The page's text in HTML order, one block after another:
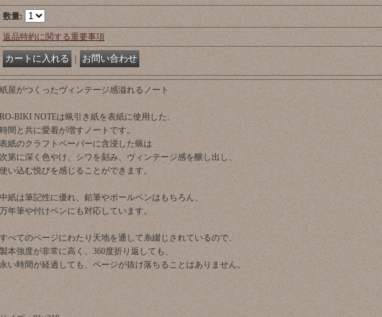
数量:
返品特約に関する重要事項
｜
紙屋がつくったヴィンテージ感溢れるノート
RO-BIKI NOTEは蝋引き紙を表紙に使用した、
時間と共に愛着が増すノートです。
表紙のクラフトペーパーに含浸した蝋は
次第に深く色やけ、シワを刻み、ヴィンテージ感を醸し出し、
使い込む悦びを感じることができます。
中紙は筆記性に優れ、鉛筆やボールペンはもちろん、
万年筆や付けペンにも対応しています。
すべてのページにわたり天地を通して糸綴じされているので、
製本強度が非常に高く、360度折り返しても、
永い時間が経過しても、ページが抜け落ちることはありません。